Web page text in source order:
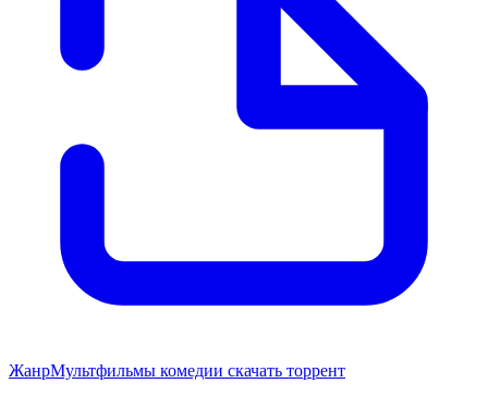
ЖанрМультфильмы комедии скачать торрент